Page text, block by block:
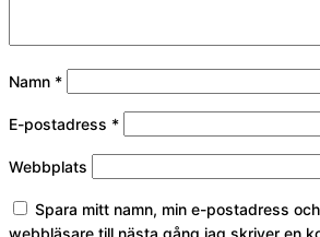
Namn *
E-postadress *
Webbplats
Spara mitt namn, min e-postadress
webbläsare till nästa gång jag skriver en